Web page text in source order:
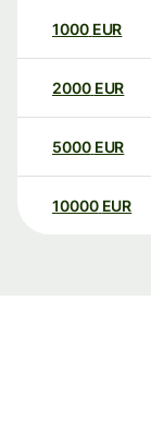
1000 EUR
2000 EUR
5000 EUR
10000 EUR